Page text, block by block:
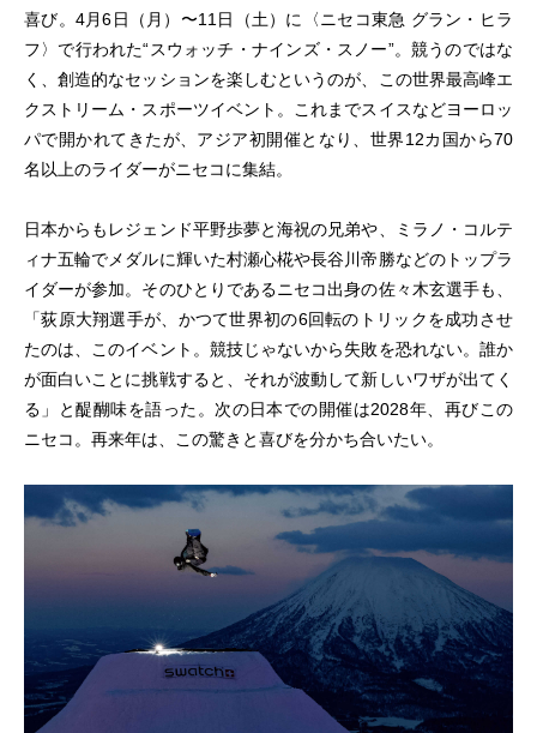
喜び。4月6日（月）〜11日（土）に〈ニセコ東急 グラン・ヒラ
フ〉で行われた“スウォッチ・ナインズ・スノー”。競うのではな
く、創造的なセッションを楽しむというのが、この世界最高峰エ
クストリーム・スポーツイベント。これまでスイスなどヨーロッ
パで開かれてきたが、アジア初開催となり、世界12カ国から70
名以上のライダーがニセコに集結。
日本からもレジェンド平野歩夢と海祝の兄弟や、ミラノ・コルテ
ィナ五輪でメダルに輝いた村瀬心椛や長谷川帝勝などのトップラ
イダーが参加。そのひとりであるニセコ出身の佐々木玄選手も、
「荻原大翔選手が、かつて世界初の6回転のトリックを成功させ
たのは、このイベント。競技じゃないから失敗を恐れない。誰か
が面白いことに挑戦すると、それが波動して新しいワザが出てく
る」と醍醐味を語った。次の日本での開催は2028年、再びこの
ニセコ。再来年は、この驚きと喜びを分かち合いたい。